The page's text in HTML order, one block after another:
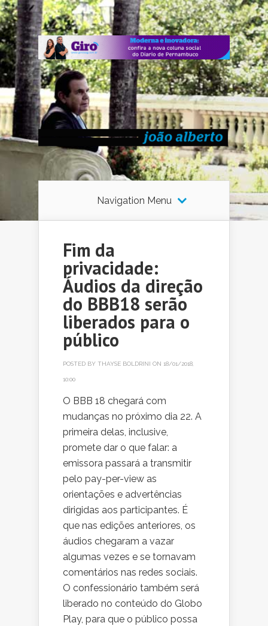
Navigation Menu
Fim da
privacidade:
Áudios da direção
do BBB18 serão
liberados para o
público
POSTED BY THAYSE BOLDRINI ON 18/01/2018,
10:00
O BBB 18 chegará com
mudanças no próximo dia 22. A
primeira delas, inclusive,
promete dar o que falar: a
emissora passará a transmitir
pelo pay-per-view as
orientações e advertências
dirigidas aos participantes. É
que nas edições anteriores, os
áudios chegaram a vazar
algumas vezes e se tornavam
comentários nas redes sociais.
O confessionário também será
liberado no conteúdo do Globo
Play, para que o público possa